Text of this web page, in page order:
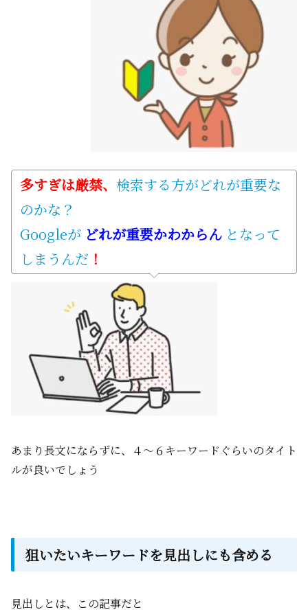
多すぎは厳禁、 検索する方がどれが重要な
のかな？
Googleが どれが重要かわからん となって
しまうんだ ！
あまり長文にならずに、４～６キーワードぐらいのタイト
ルが良いでしょう
狙いたいキーワードを見出しにも含める
見出しとは、この記事だと